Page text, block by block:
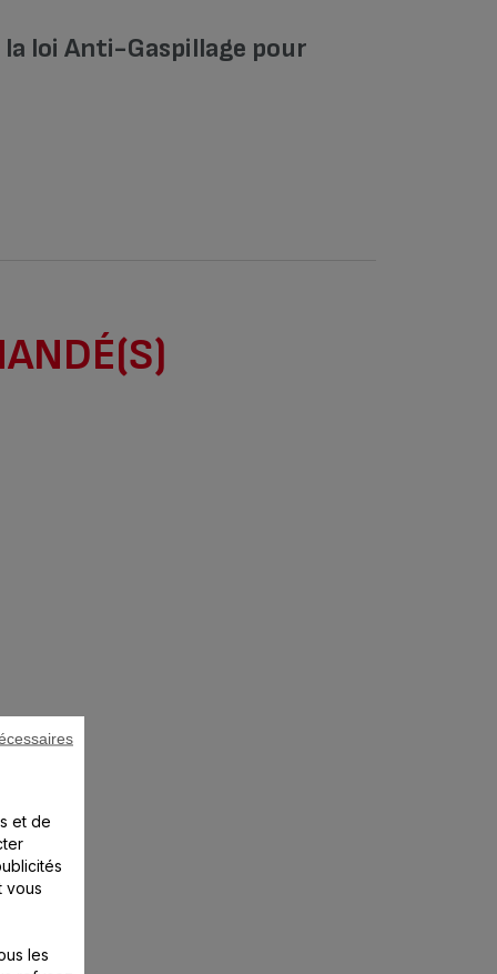
loi Anti-Gaspillage pour
et de
vous
les